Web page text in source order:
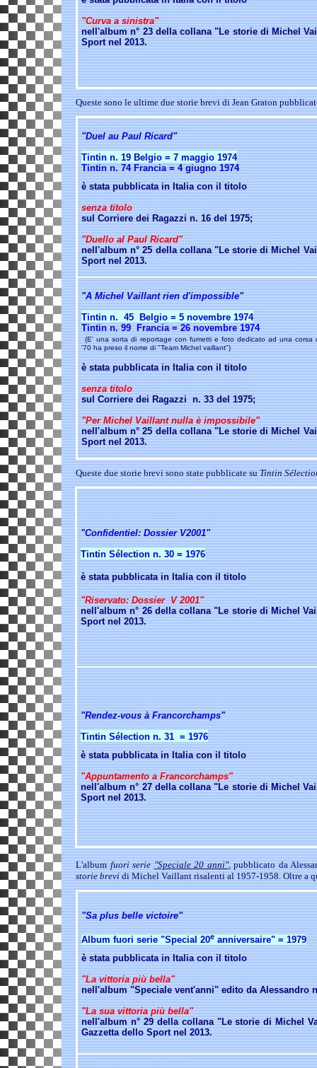
"Curva a sinistra"
nell'album n° 23 della collana "Le storie di Michel
Sport nel 2013.
Queste sono le ultime due storie brevi di Jean Graton
"Duel au Paul Ricard"
Tintin n. 19 Belgio = 7 maggio 1974
Tintin n. 74 Francia = 4 giugno 1974
è stata pubblicata in Italia con il titolo
senza titolo
sul Corriere dei Ragazzi n. 16 del 1975;
"Duello al Paul Ricard"
nell'album n° 25 della collana "Le storie di Michel
Sport nel 2013.
"A Michel Vaillant rien d'impossible"
Tintin n. 45 Belgio = 5 novembre 1974
Tintin n. 99 Francia = 26 novembre 1974
(E' una sorta di reportage con fumetti e foto dedicato ad una corsa
'70 ha preso il nome di "Team Michel vaillant")
è stata pubblicata in Italia con il titolo
senza titolo
sul Corriere dei Ragazzi n. 33 del 1975;
"Per Michel Vaillant nulla è impossibile"
nell'album n° 25 della collana "Le storie di Michel
Sport nel 2013.
Queste due storie brevi sono state pubblicate su Tintin
"Confidentiel: Dossier V2001"
Tintin Sélection n. 30 = 1976
è stata pubblicata in Italia con il titolo
"Riservato: Dossier V 2001"
nell'album n° 26 della collana "Le storie di Michel
Sport nel 2013.
"Rendez-vous à Francorchamps"
Tintin Sélection n. 31 = 1976
è stata pubblicata in Italia con il titolo
"Appuntamento a Francorchamps"
nell'album n° 27 della collana "Le storie di Michel
Sport nel 2013.
L'album fuori serie "Speciale 20 anni",pubblicato da
storie brevi di Michel Vaillant risalenti al 1957-1958. Oltre a
"Sa plus belle victoire"
Album fuori serie "Special 20e anniversaire" = 1979
è stata pubblicata in Italia con il titolo
"La vittoria più bella"
nell'album "Speciale vent'anni" edito da Alessandro
"La sua vittoria più bella"
nell'album n° 29 della collana "Le storie di Michel
Gazzetta dello Sport nel 2013.